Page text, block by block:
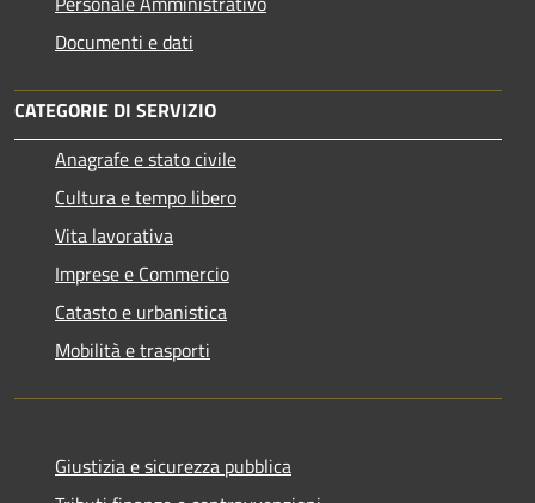
Documenti e dati
CATEGORIE DI SERVIZIO
Anagrafe e stato civile
Cultura e tempo libero
Vita lavorativa
Imprese e Commercio
Catasto e urbanistica
Mobilità e trasporti
Giustizia e sicurezza pubblica